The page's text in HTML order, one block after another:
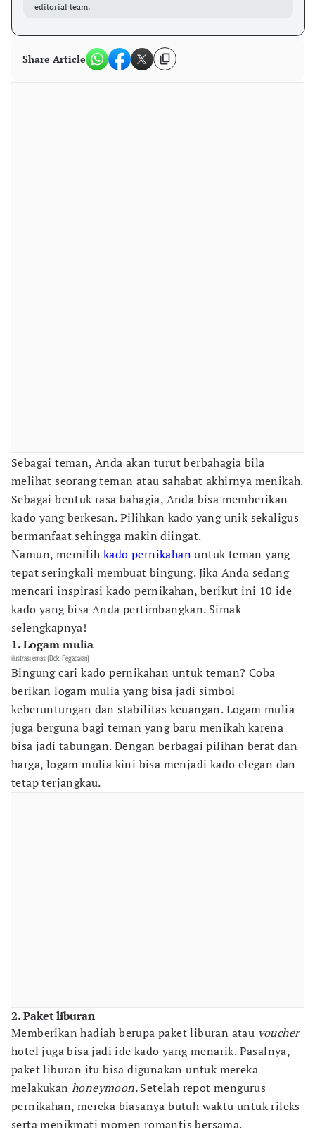
editorial team.
Share Article
Sebagai teman, Anda akan turut berbahagia bila
melihat seorang teman atau sahabat akhirnya menikah.
Sebagai bentuk rasa bahagia, Anda bisa memberikan
kado yang berkesan. Pilihkan kado yang unik sekaligus
bermanfaat sehingga makin diingat.
Namun, memilihkado pernikahanuntuk teman yang
tepat seringkali membuat bingung. Jika Anda sedang
mencari inspirasi kado pernikahan, berikut ini 10 ide
kado yang bisa Anda pertimbangkan. Simak
selengkapnya!
1. Logam mulia
ilustrasi emas (Dok. Pegadaian)
Bingung cari kado pernikahan untuk teman? Coba
berikan logam mulia yang bisa jadi simbol
keberuntungan dan stabilitas keuangan. Logam mulia
juga berguna bagi teman yang baru menikah karena
bisa jadi tabungan. Dengan berbagai pilihan berat dan
harga, logam mulia kini bisa menjadi kado elegan dan
tetap terjangkau.
2. Paket liburan
Memberikan hadiah berupa paket liburan atau voucher
hotel juga bisa jadi ide kado yang menarik. Pasalnya,
paket liburan itu bisa digunakan untuk mereka
melakukanhoneymoon.Setelah repot mengurus
pernikahan, mereka biasanya butuh waktu untuk rileks
serta menikmati momen romantis bersama.